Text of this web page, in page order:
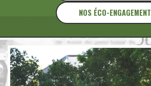
NOS ÉCO-ENGAGEMENT